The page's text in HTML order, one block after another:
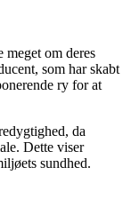
meget om deres
som har skabt
ry for at
da
Dette viser
sundhed.